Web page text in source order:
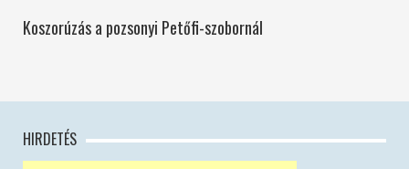
Koszorúzás a pozsonyi Petőfi-szobornál
HIRDETÉS